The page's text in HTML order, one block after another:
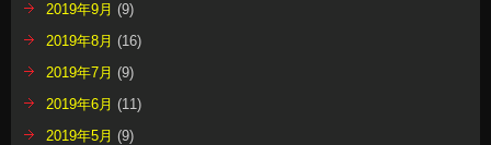
2019年9月 (9)
2019年8月 (16)
2019年7月 (9)
2019年6月 (11)
2019年5月 (9)